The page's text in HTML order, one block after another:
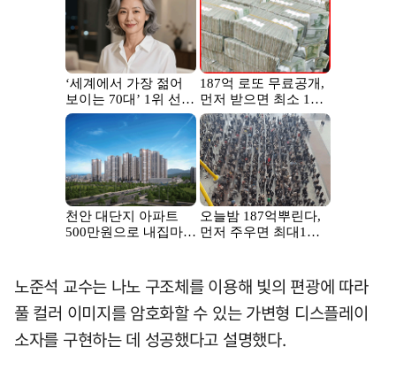
노준석 교수는 나노 구조체를 이용해 빛의 편광에 따라
풀 컬러 이미지를 암호화할 수 있는 가변형 디스플레이
소자를 구현하는 데 성공했다고 설명했다.